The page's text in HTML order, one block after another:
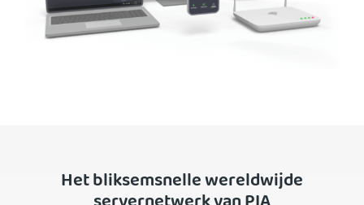
Het bliksemsnelle wereldwijde